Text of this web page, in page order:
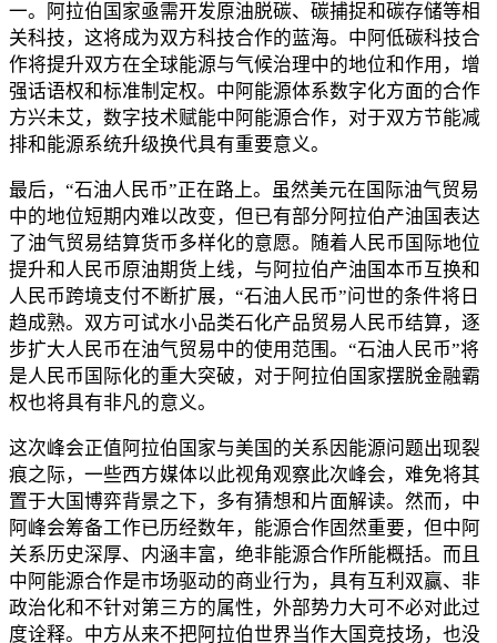
一。阿拉伯国家亟需开发原油脱碳、碳捕捉和碳存储等相
关科技，这将成为双方科技合作的蓝海。中阿低碳科技合
作将提升双方在全球能源与气候治理中的地位和作用，增
强话语权和标准制定权。中阿能源体系数字化方面的合作
方兴未艾，数字技术赋能中阿能源合作，对于双方节能减
排和能源系统升级换代具有重要意义。
最后，“石油人民币”正在路上。虽然美元在国际油气贸易
中的地位短期内难以改变，但已有部分阿拉伯产油国表达
了油气贸易结算货币多样化的意愿。随着人民币国际地位
提升和人民币原油期货上线，与阿拉伯产油国本币互换和
人民币跨境支付不断扩展，“石油人民币”问世的条件将日
趋成熟。双方可试水小品类石化产品贸易人民币结算，逐
步扩大人民币在油气贸易中的使用范围。“石油人民币”将
是人民币国际化的重大突破，对于阿拉伯国家摆脱金融霸
权也将具有非凡的意义。
这次峰会正值阿拉伯国家与美国的关系因能源问题出现裂
痕之际，一些西方媒体以此视角观察此次峰会，难免将其
置于大国博弈背景之下，多有猜想和片面解读。然而，中
阿峰会筹备工作已历经数年，能源合作固然重要，但中阿
关系历史深厚、内涵丰富，绝非能源合作所能概括。而且
中阿能源合作是市场驱动的商业行为，具有互利双赢、非
政治化和不针对第三方的属性，外部势力大可不必对此过
度诠释。中方从来不把阿拉伯世界当作大国竞技场，也没